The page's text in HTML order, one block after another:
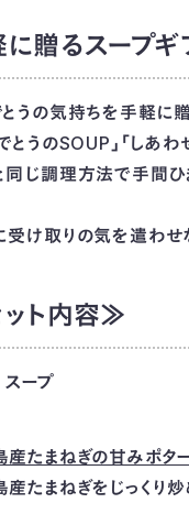
贈るスープギ
うの気持ちを手軽に贈
とうのSOUP」「しあ
じ調理方法で手間ひ
受け取りの気を遣わせ
ト内容≫
ープ
産たまねぎの甘みポ
たまねぎをじっくり